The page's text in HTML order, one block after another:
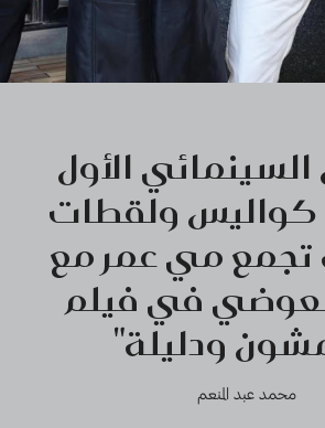
السينمائي الأول
كواليس ولقطات
مي عمر مع
في فيلم
ودليلة"
محمد عبد المنعم